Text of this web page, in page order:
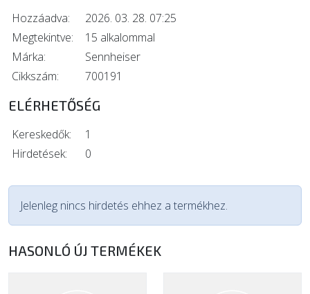
Hozzáadva:
2026. 03. 28. 07:25
Megtekintve:
15 alkalommal
Márka:
Sennheiser
Cikkszám:
700191
ELÉRHETŐSÉG
Kereskedők:
1
Hirdetések:
0
Jelenleg nincs hirdetés ehhez a termékhez.
HASONLÓ ÚJ TERMÉKEK